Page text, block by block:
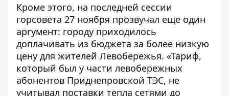
Кроме этого, на последней сессии
горсовета 27 ноября прозвучал еще один
аргумент: городу приходилось
доплачивать из бюджета за более низкую
цену для жителей Левобережья. «Тариф,
который был у части левобережных
абонентов Приднепровской ТЭС, не
учитывал поставки тепла сетями до